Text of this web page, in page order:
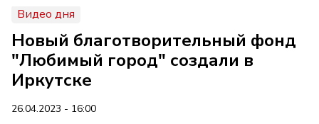
Видео дня
Новый благотворительный фонд
"Любимый город" создали в
Иркутске
26.04.2023 - 16:00